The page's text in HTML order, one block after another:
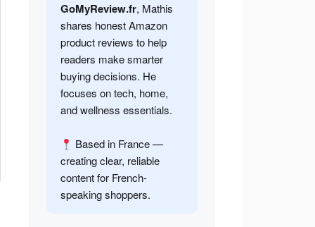
GoMyReview.fr, Mathis
shares honest Amazon
product reviews to help
readers make smarter
buying decisions. He
focuses on tech, home,
and wellness essentials.
Based in France —
creating clear, reliable
content for French-
speaking shoppers.